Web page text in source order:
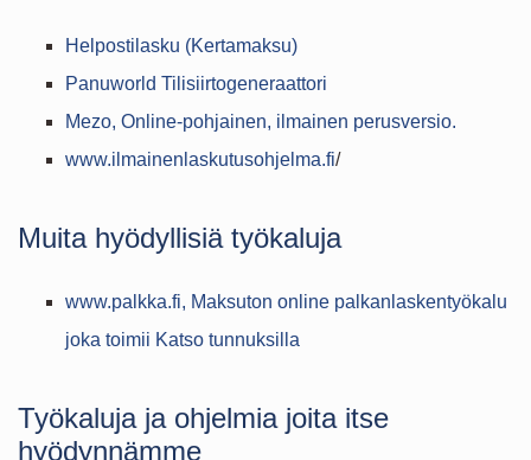
Helpostilasku (Kertamaksu)
Panuworld Tilisiirtogeneraattori
Mezo, Online-pohjainen, ilmainen perusversio.
www.ilmainenlaskutusohjelma.fi/
Muita hyödyllisiä työkaluja
www.palkka.fi, Maksuton online palkanlaskentyökalu
joka toimii Katso tunnuksilla
Työkaluja ja ohjelmia joita itse
hyödynnämme